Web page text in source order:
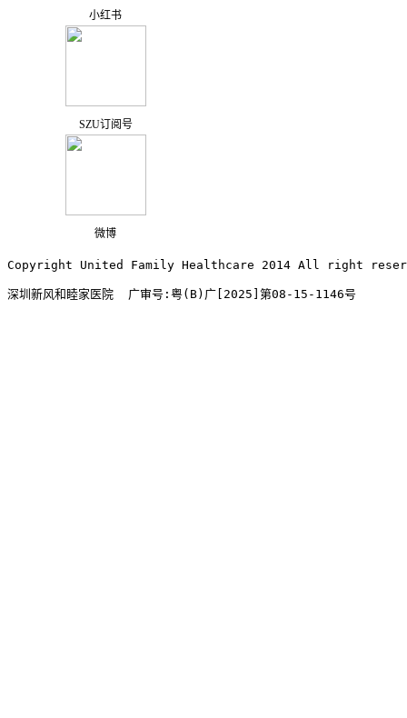
小红书
SZU订阅号
微博
Copyright United Family Healthcare 2014 All right
深圳新风和睦家医院  广审号:粤(B)广[2025]第08-15-1146号